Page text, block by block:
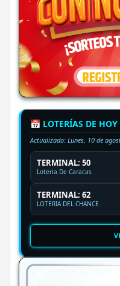
📅 LOTERÍAS DE HOY
Actualizado: Lunes, 10 de
TERMINAL: 50
Loteria De Caracas
TERMINAL: 62
LOTERIA DEL CHANCE